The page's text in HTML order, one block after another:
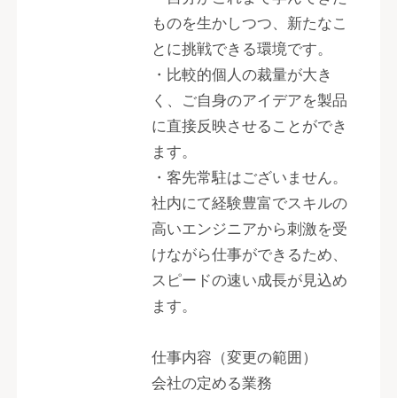
ものを生かしつつ、新たなこ
とに挑戦できる環境です。
・比較的個人の裁量が大き
く、ご自身のアイデアを製品
に直接反映させることができ
ます。
・客先常駐はございません。
社内にて経験豊富でスキルの
高いエンジニアから刺激を受
けながら仕事ができるため、
スピードの速い成長が見込め
ます。
仕事内容（変更の範囲）
会社の定める業務